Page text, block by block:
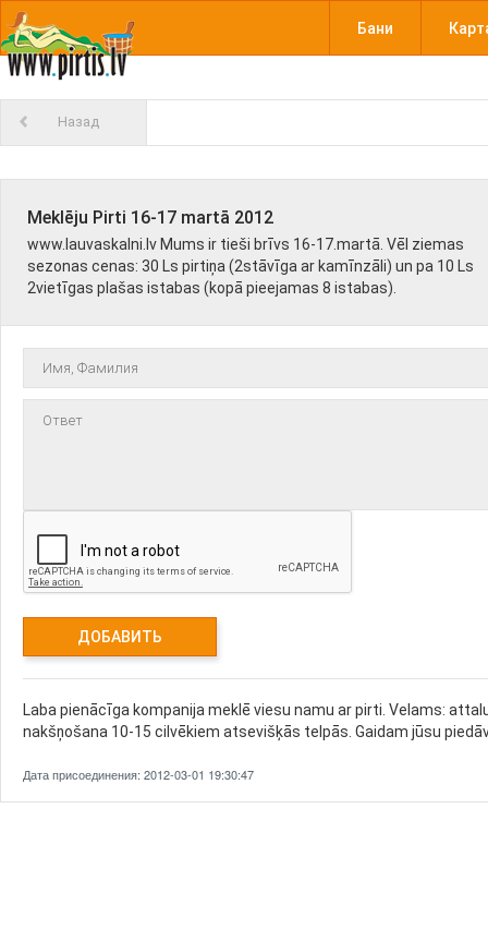
Бани
Назад
Meklēju Pirti 16-17 martā 2012
www.lauvaskalni.lv Mums ir tieši brīvs 16-17.martā. Vēl ziemas
sezonas cenas: 30 Ls pirtiņa (2stāvīga ar kamīnzāli) un pa 10 Ls
2vietīgas plašas istabas (kopā pieejamas 8 istabas).
Laba pienācīga kompanija meklē viesu namu ar pirti. Velams:
nakšņošana 10-15 cilvēkiem atsevišķās telpās. Gaidam jūsu
Дата присоединения: 2012-03-01 19:30:47